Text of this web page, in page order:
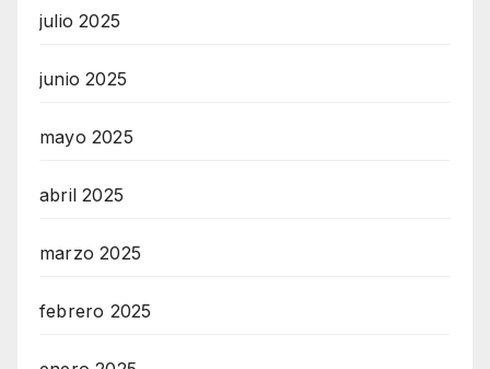
julio 2025
junio 2025
mayo 2025
abril 2025
marzo 2025
febrero 2025